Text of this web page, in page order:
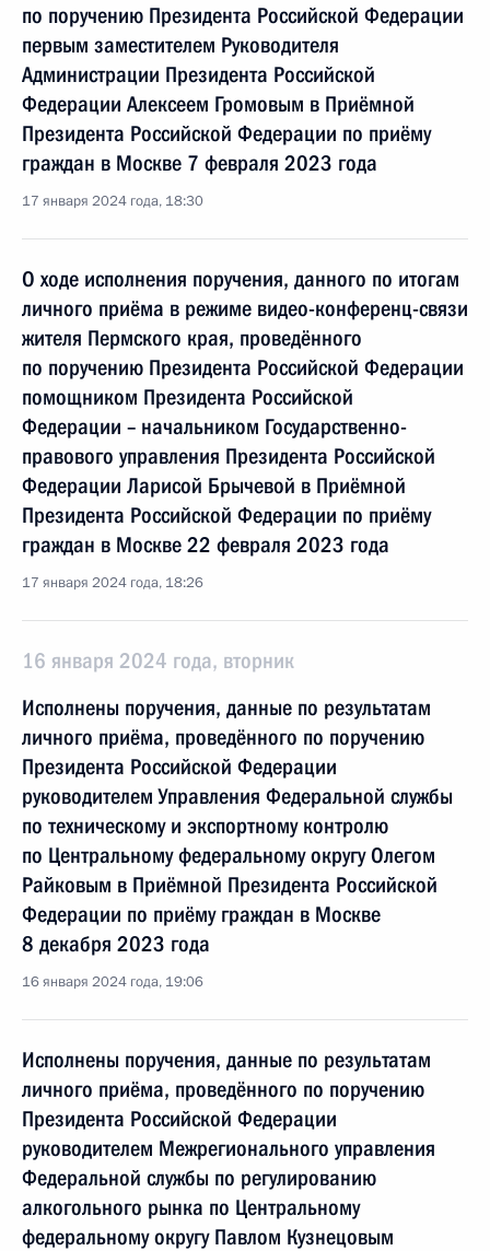
по поручению Президента Российской Федерации
первым заместителем Руководителя
Администрации Президента Российской
Федерации Алексеем Громовым в Приёмной
Президента Российской Федерации по приёму
граждан в Москве 7 февраля 2023 года
17 января 2024 года, 18:30
О ходе исполнения поручения, данного по итогам
личного приёма в режиме видео-конференц-связи
жителя Пермского края, проведённого
по поручению Президента Российской Федерации
помощником Президента Российской
Федерации – начальником Государственно-
правового управления Президента Российской
Федерации Ларисой Брычевой в Приёмной
Президента Российской Федерации по приёму
граждан в Москве 22 февраля 2023 года
17 января 2024 года, 18:26
16 января 2024 года, вторник
Исполнены поручения, данные по результатам
личного приёма, проведённого по поручению
Президента Российской Федерации
руководителем Управления Федеральной службы
по техническому и экспортному контролю
по Центральному федеральному округу Олегом
Райковым в Приёмной Президента Российской
Федерации по приёму граждан в Москве
8 декабря 2023 года
16 января 2024 года, 19:06
Исполнены поручения, данные по результатам
личного приёма, проведённого по поручению
Президента Российской Федерации
руководителем Межрегионального управления
Федеральной службы по регулированию
алкогольного рынка по Центральному
федеральному округу Павлом Кузнецовым